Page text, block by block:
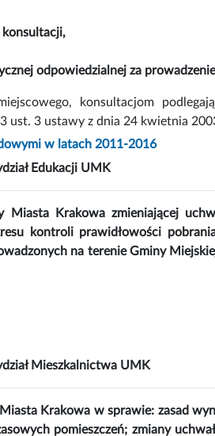
konsultacji,
odpowiedzialnej za
konsultacjom
ust. 3 ustawy z dnia 24 kwietnia
w latach 2011-2016
Edukacji UMK
Miasta Krakowa zmieniającej
kontroli prawidłowości
na terenie Gminy
Mieszkalnictwa UMK
Krakowa w sprawie: zasad
pomieszczeń; zmiany